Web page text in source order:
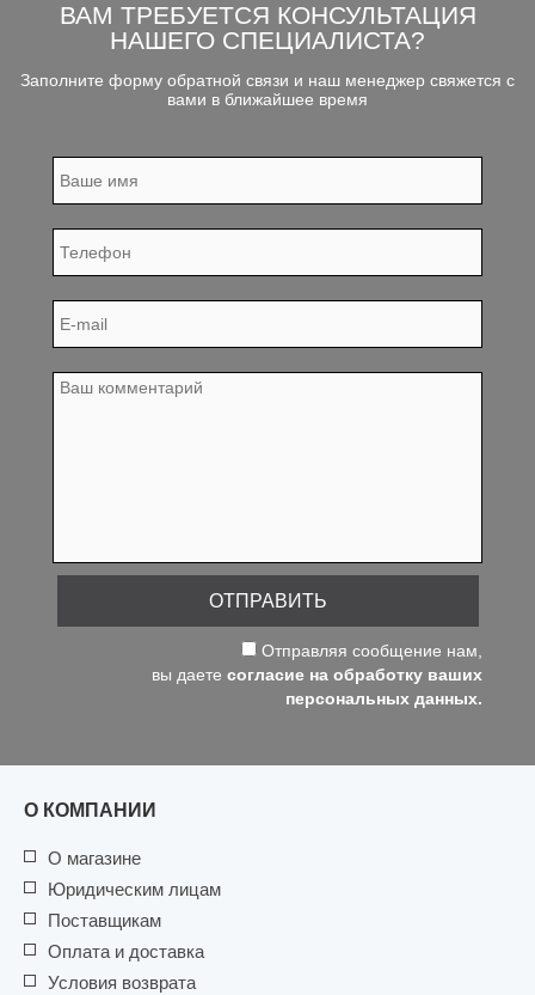
ВАМ ТРЕБУЕТСЯ КОНСУЛЬТАЦИЯ
НАШЕГО СПЕЦИАЛИСТА?
Заполните форму обратной связи и наш менеджер свяжется с
вами в ближайшее время
Отправляя сообщение нам,
вы даете согласие на обработку ваших
персональных данных.
ОТПРАВИТЬ
О КОМПАНИИ
О магазине
Юридическим лицам
Поставщикам
Оплата и доставка
Условия возврата